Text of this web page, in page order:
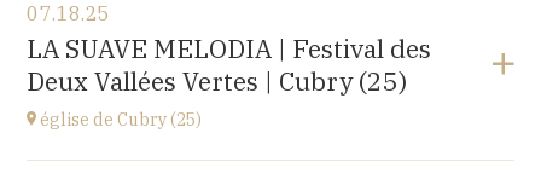
Basilique Saint Pierre,
place de l'Abbaye, 70300 Luxeuil-les-Bains
at21H00
Buy your tickets
07.18.25
LA SUAVE MELODIA | Festival des
Deux Vallées Vertes | Cubry (25)
église de Cubry (25)